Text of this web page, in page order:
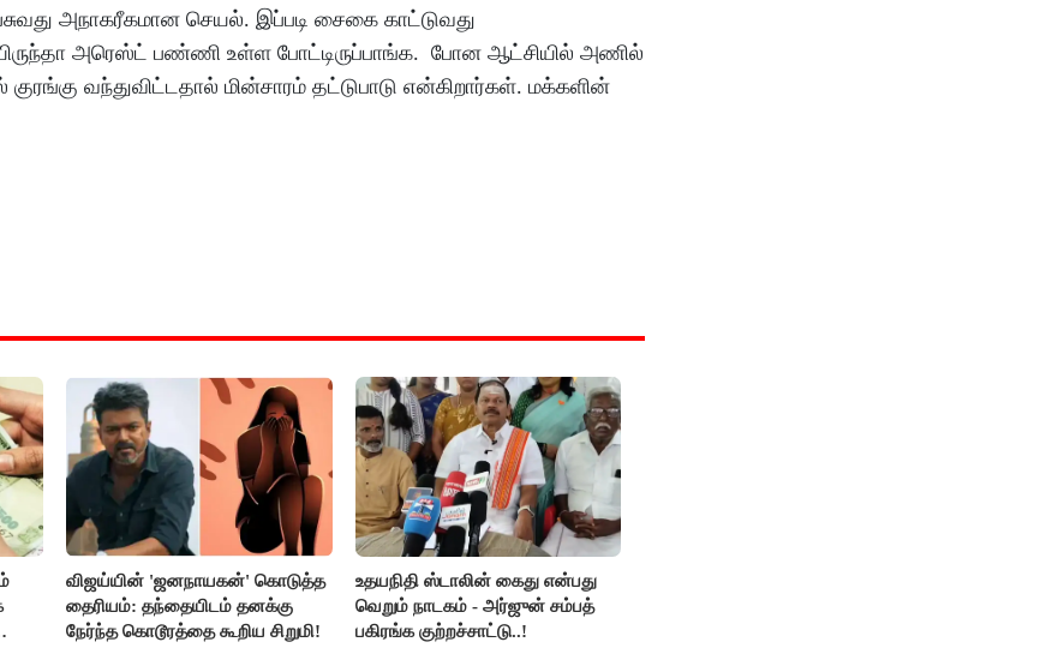
அநாகரீகமான செயல். இப்படி சைகை காட்டுவது
அரெஸ்ட் பண்ணி உள்ள போட்டிருப்பாங்க. போன ஆட்சியில் அணில்
வந்துவிட்டதால் மின்சாரம் தட்டுபாடு என்கிறார்கள். மக்களின்
விஜய்யின் 'ஜனநாயகன்' கொடுத்த
தைரியம்: தந்தையிடம் தனக்கு
நேர்ந்த கொடூரத்தை கூறிய சிறுமி!
உதயநிதி ஸ்டாலின் கைது என்பது
வெறும் நாடகம் - அர்ஜுன் சம்பத்
பகிரங்க குற்றச்சாட்டு..!